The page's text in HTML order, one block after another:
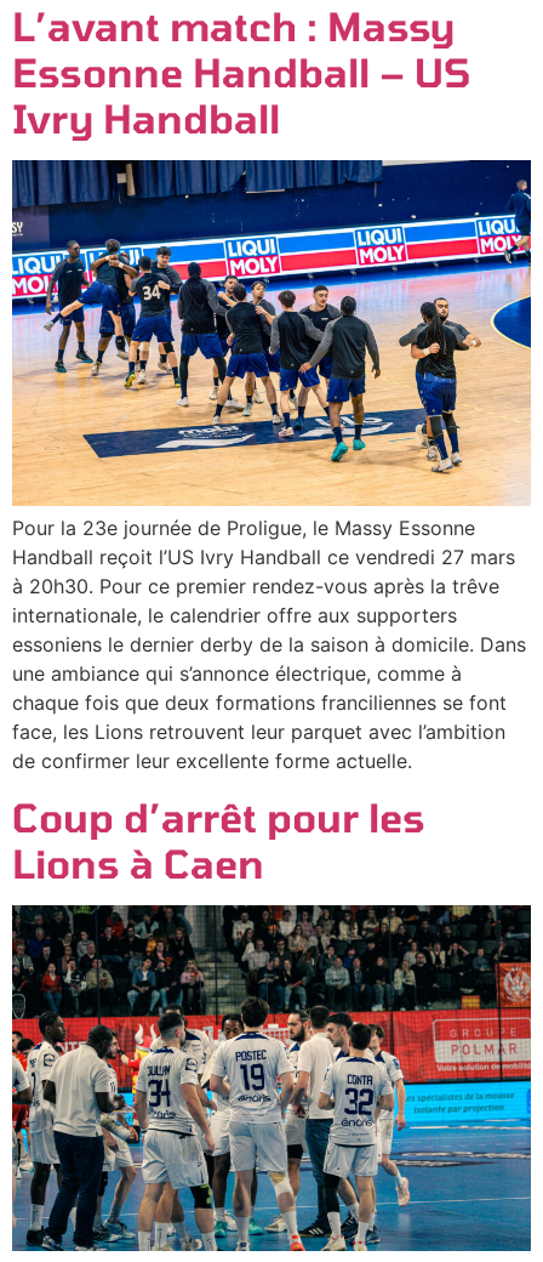
L’avant match : Massy
Essonne Handball – US
Ivry Handball
Pour la 23e journée de Proligue, le Massy Essonne
Handball reçoit l’US Ivry Handball ce vendredi 27 mars
à 20h30. Pour ce premier rendez-vous après la trêve
internationale, le calendrier offre aux supporters
essoniens le dernier derby de la saison à domicile. Dans
une ambiance qui s’annonce électrique, comme à
chaque fois que deux formations franciliennes se font
face, les Lions retrouvent leur parquet avec l’ambition
de confirmer leur excellente forme actuelle.
Coup d’arrêt pour les
Lions à Caen